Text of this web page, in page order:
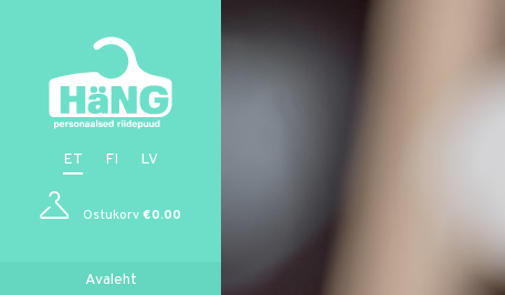
ET FI LV
Ostukorv€0.00
Avaleht